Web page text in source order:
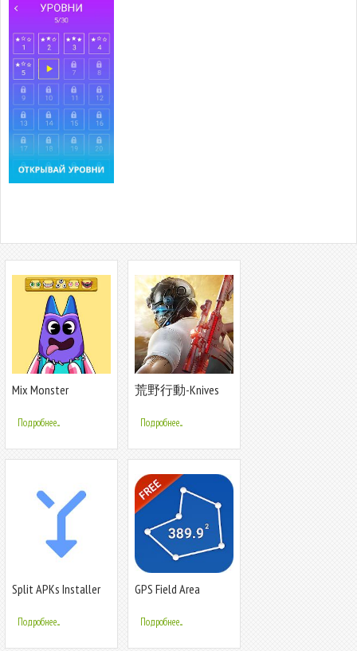
Mix Monster
Подробнее...
荒野行動-Knives
Подробнее...
Split APKs Installer
Подробнее...
GPS Field Area
приложение для
Подробнее...